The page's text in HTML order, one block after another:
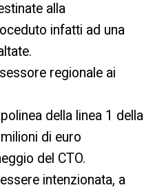
alla
infatti ad una
regionale ai
della linea 1 della
di euro
del CTO.
intenzionata, a